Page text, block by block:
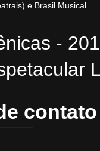
e Brasil Musical.
-
contato